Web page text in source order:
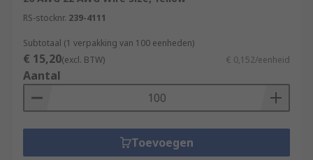
RS-stocknr. 239-4111
Subtotaal (1 verpakking van 100 eenheden)
€ 15,20(excl. BTW) € 0,152/eenheid
Aantal
Toevoegen